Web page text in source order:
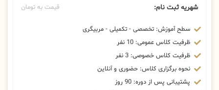
شهریه ثبت نام: قیمت به تومان
سطح آموزش: تخصصی - تکمیلی - مربیگری
ظرفیت کلاس عمومی: 10 نفر
ظرفیت کلاس خصوصی: 3 نفر
نحوه برگزاری کلاس: حضوری و آنلاین
پشتیبانی پس از دوره: 90 روز